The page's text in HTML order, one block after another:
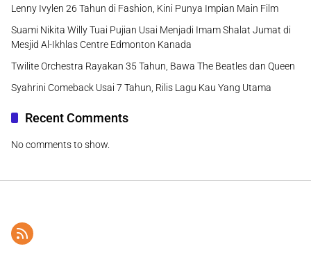
Lenny Ivylen 26 Tahun di Fashion, Kini Punya Impian Main Film
Suami Nikita Willy Tuai Pujian Usai Menjadi Imam Shalat Jumat di
Mesjid Al-Ikhlas Centre Edmonton Kanada
Twilite Orchestra Rayakan 35 Tahun, Bawa The Beatles dan Queen
Syahrini Comeback Usai 7 Tahun, Rilis Lagu Kau Yang Utama
Recent Comments
No comments to show.